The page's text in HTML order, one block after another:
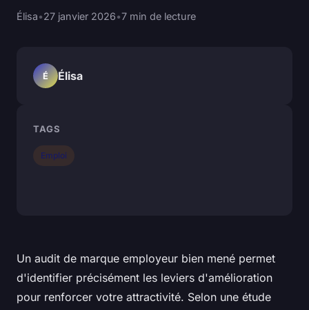
Élisa•27 janvier 2026•7 min de lecture
Un audit de marque employeur bien mené permet
d'identifier précisément les leviers d'amélioration
pour renforcer votre attractivité. Selon une étude
É Élisa
TAGS
Emploi